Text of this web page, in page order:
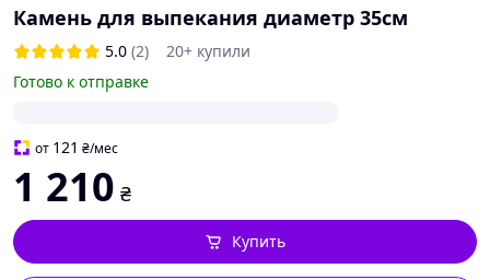
Камень для выпекания диаметр 35см
5.0 (2)
20+ купили
Готово к отправке
от 121 ₴/мес
1 210 ₴
Купить